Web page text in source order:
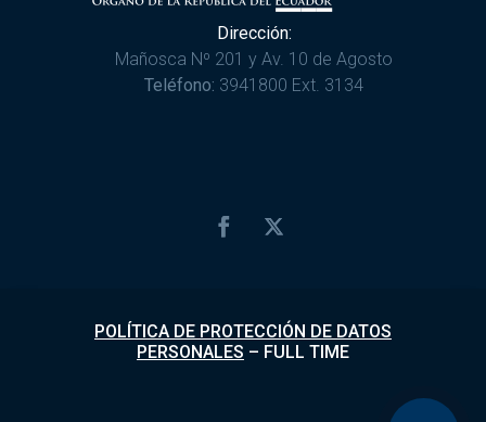
Dirección:
Mañosca Nº 201 y Av. 10 de Agosto
Teléfono: 3941800 Ext. 3134
POLÍTICA DE PROTECCIÓN DE DATOS
PERSONALES – FULL TIME